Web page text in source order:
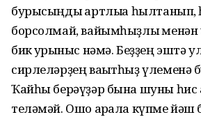
бурысыңды ҡартлыҡҡа
борсолмай, вайымһыҙлыҡ менән
бик ҡурҡыныс нәмә. Беҙҙең эштә
сирлеләрҙең ваҡытһыҙ үлеменә
Ҡайһы берәүҙәр бына шуны һис
теләмәй. Ошо арҡала күпме йәш